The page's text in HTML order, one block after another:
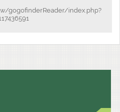
gogofinderReader/index.php?